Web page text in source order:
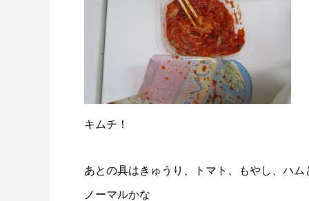
キムチ！
あとの具はきゅうり、トマト、もやし、ハム
ノーマルかな